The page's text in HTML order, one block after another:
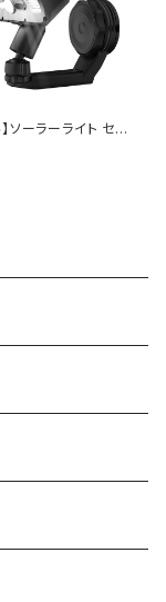
ソーラーライト セン
屋外 IP65防水 人感
石 360度調整ライ